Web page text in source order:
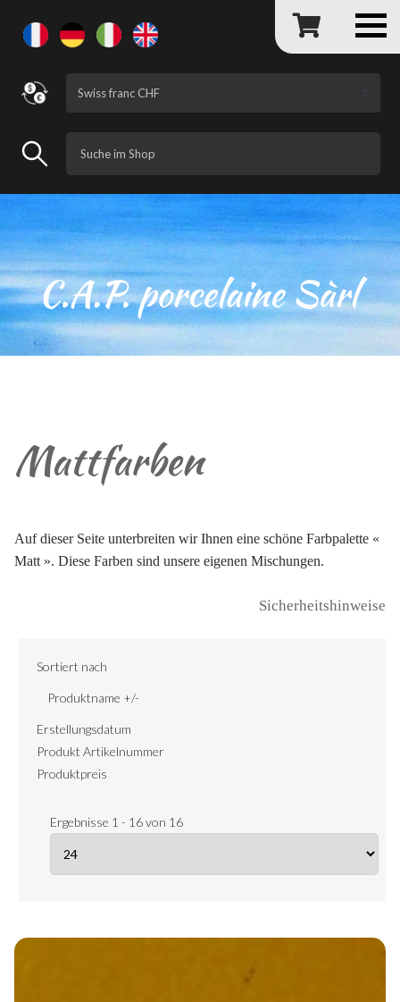
Mattfarben
Auf dieser Seite unterbreiten wir Ihnen eine schöne Farbpalette «
Matt ». Diese Farben sind unsere eigenen Mischungen.
Sicherheitshinweise
Sortiert nach
Produktname +/-
Erstellungsdatum
Produkt Artikelnummer
Produktpreis
Ergebnisse 1 - 16 von 16